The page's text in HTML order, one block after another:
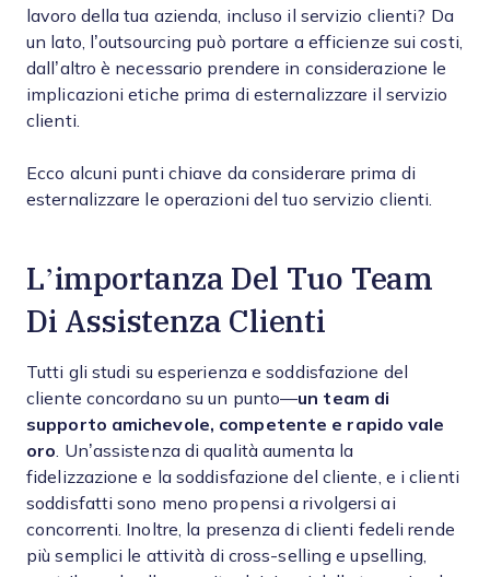
lavoro della tua azienda, incluso il servizio clienti? Da
un lato, l’outsourcing può portare a efficienze sui costi,
dall’altro è necessario prendere in considerazione le
implicazioni etiche prima di esternalizzare il servizio
clienti.
Ecco alcuni punti chiave da considerare prima di
esternalizzare le operazioni del tuo servizio clienti.
L’importanza Del Tuo Team
Di Assistenza Clienti
Tutti gli studi su esperienza e soddisfazione del
cliente concordano su un punto—un team di
supporto amichevole, competente e rapido vale
oro . Un’assistenza di qualità aumenta la
fidelizzazione e la soddisfazione del cliente, e i clienti
soddisfatti sono meno propensi a rivolgersi ai
concorrenti. Inoltre, la presenza di clienti fedeli rende
più semplici le attività di cross-selling e upselling,